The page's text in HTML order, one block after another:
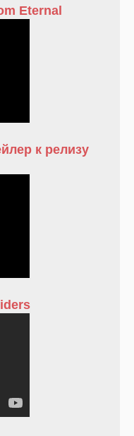
Eternal
к релизу